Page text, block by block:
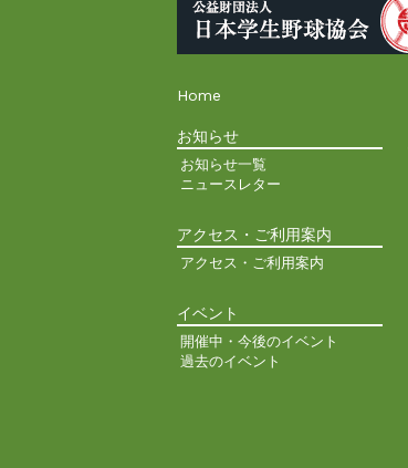
Home
お知らせ
お知らせ一覧
ニュースレター
アクセス・ご利用案内
アクセス・ご利用案内
イベント
開催中・今後のイベント
過去のイベント